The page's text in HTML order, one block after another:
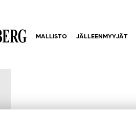
MALLISTO JÄLLEENMYYJÄT